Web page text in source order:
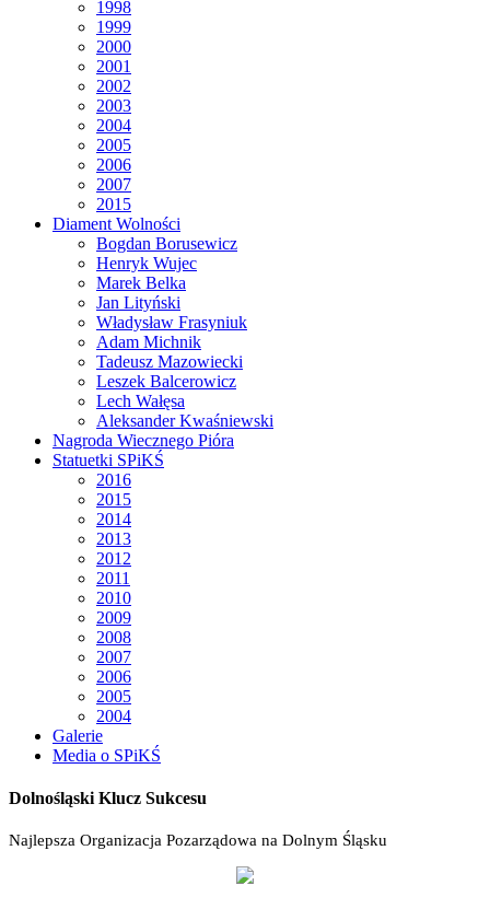
1998
1999
2000
2001
2002
2003
2004
2005
2006
2007
2015
Diament Wolności
Bogdan Borusewicz
Henryk Wujec
Marek Belka
Jan Lityński
Władysław Frasyniuk
Adam Michnik
Tadeusz Mazowiecki
Leszek Balcerowicz
Lech Wałęsa
Aleksander Kwaśniewski
Nagroda Wiecznego Pióra
Statuetki SPiKŚ
2016
2015
2014
2013
2012
2011
2010
2009
2008
2007
2006
2005
2004
Galerie
Media o SPiKŚ
Dolnośląski Klucz Sukcesu
Najlepsza Organizacja Pozarządowa na Dolnym Śląsku